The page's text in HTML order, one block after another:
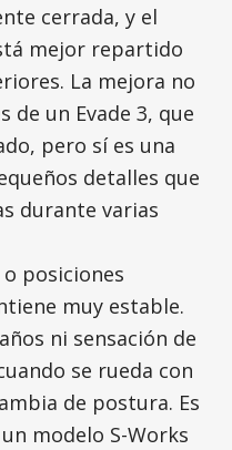
cerrada, y el
mejor repartido
La mejora no
de un Evade 3, que
pero sí es una
detalles que
durante varias
posiciones
muy estable.
ni sensación de
se rueda con
de postura. Es
modelo S-Works